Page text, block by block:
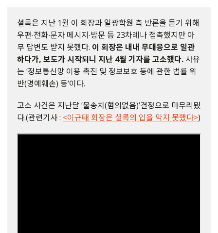
셜록은 지난 1월 이 회장과 일광학원 측 반론을 듣기 위해
우편∙전화∙문자 메시지∙방문 등 23차례나 접촉했지만 아
무 답변도 받지 못했다. 이 회장은 내내 무대응으로 일관
하다가, 보도가 시작되니 지난 4월 기자를 고소했다. 사유
는 ‘정보통신망 이용 촉진 및 정보보호 등에 관한 법률 위
반(명예훼손) 등’이다.
고소 사건은 지난달 ‘불송치(혐의없음)’결정으로 마무리됐
다.(관련기사 : <이규태 회장은 셜록의 입을 막지 못했다>)